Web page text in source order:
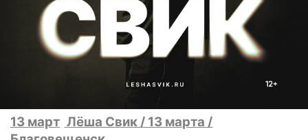
13 март Лёша Свик / 13 марта /